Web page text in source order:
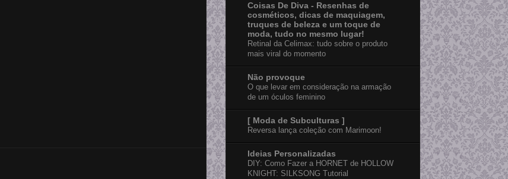
Coisas De Diva - Resenhas de
cosméticos, dicas de maquiagem,
truques de beleza e um toque de
moda, tudo no mesmo lugar!
Retinal da Celimax: tudo sobre o produto
mais viral do momento
Não provoque
O que levar em consideração na armação
de um óculos feminino
[ Moda de Subculturas ]
Reversa lança coleção com Marimoon!
Ideias Personalizadas
DIY: Como Fazer a HORNET de HOLLOW
KNIGHT: SILKSONG Tutorial